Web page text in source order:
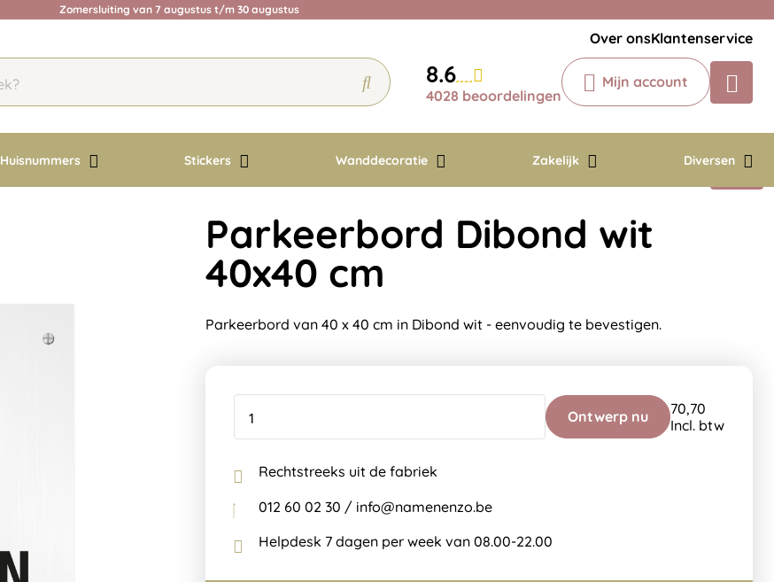
Zomersluiting van 7 augustus t/m 30 augustus
Over onsKlantenservice
8.6
4028 beoordelingen
Mijn account
Huisnummers Stickers Wanddecoratie Zakelijk Diversen
Chatbot
Chat 24/7 met onze chatbot voor
Contact
Parkeerbord Dibond wit
40x40 cm
Parkeerbord van 40 x 40 cm in Dibond wit - eenvoudig te bevestigen.
Ontwerp nu
70,70
Incl. btw
Rechtstreeks uit de fabriek
012 60 02 30 / info@namenenzo.be
Helpdesk 7 dagen per week van 08.00-22.00